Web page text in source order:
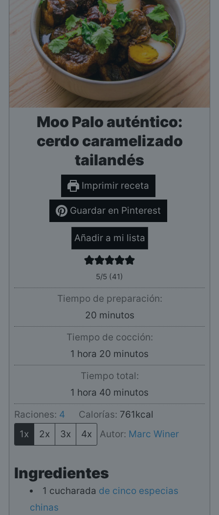
Moo Palo auténtico:
cerdo caramelizado
tailandés
Imprimir receta
Guardar en Pinterest
Añadir a mi lista
5/5 (41)
Tiempo de preparación:
20minutos
minutos
Tiempo de cocción:
1 hora
hora 20 minutos
minutos
Tiempo total:
1 hora
hora 40 minutos
minutos
Raciones: 4 Calorías: 761kcal
1x
2x 3x 4x Autor: Marc Winer
Ingredientes
1 cucharada de cinco especias
chinas